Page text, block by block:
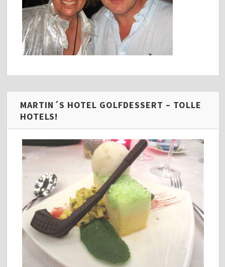
MARTIN´S HOTEL GOLFDESSERT – TOLLE
HOTELS!